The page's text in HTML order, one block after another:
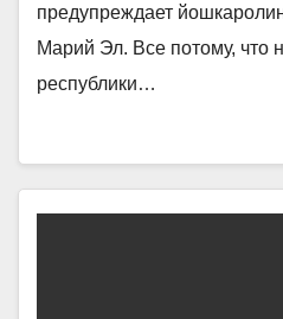
предупреждает
Марий Эл. Все потому, что
республики…